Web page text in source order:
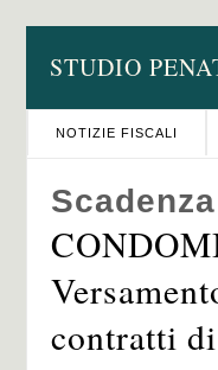
STUDIO
NOTIZIE FISCALI
contratti